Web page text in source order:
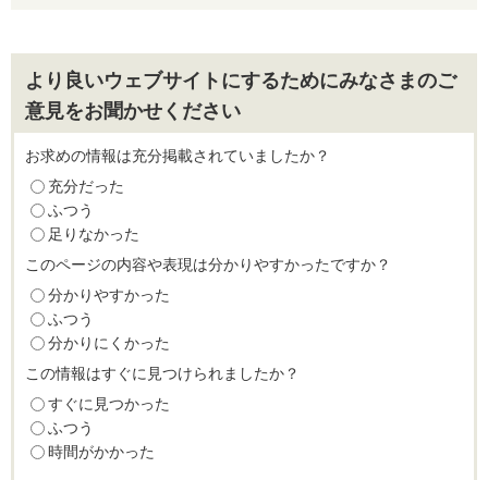
より良いウェブサイトにするためにみなさまのご
意見をお聞かせください
お求めの情報は充分掲載されていましたか？
充分だった
ふつう
足りなかった
このページの内容や表現は分かりやすかったですか？
分かりやすかった
ふつう
分かりにくかった
この情報はすぐに見つけられましたか？
すぐに見つかった
ふつう
時間がかかった